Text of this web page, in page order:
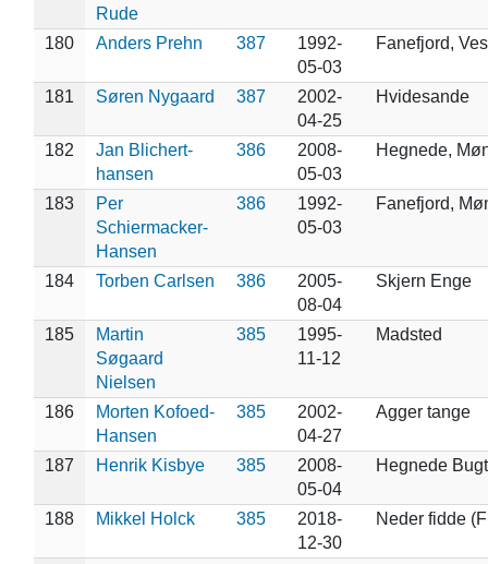
Rude
180 Anders Prehn 387
1992-
05-03
Fanefjord,
181 Søren Nygaard 387
2002-
04-25
Hvidesande
182
Jan Blichert-
hansen
386
2008-
05-03
Hegnede,
183
Per
Schiermacker-
Hansen
386
1992-
05-03
Fanefjord,
184 Torben Carlsen 386
2005-
08-04
Skjern Enge
185
Martin
Søgaard
Nielsen
385
1995-
11-12
Madsted
186
Morten Kofoed-
Hansen
385
2002-
04-27
Agger tange
187 Henrik Kisbye 385
2008-
05-04
Hegnede Bugt
188 Mikkel Holck 385
2018-
12-30
Neder fidde